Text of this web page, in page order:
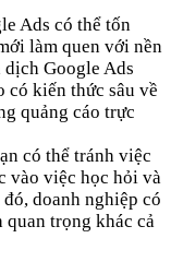
Ads có thể tốn
làm quen với nền
Google Ads
có kiến thức sâu về
quảng cáo trực
có thể tránh việc
vào việc học hỏi và
doanh nghiệp có
trọng khác cả